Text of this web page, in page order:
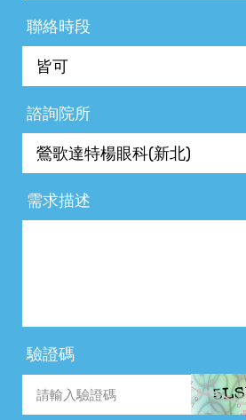
聯絡時段
諮詢院所
需求描述
驗證碼